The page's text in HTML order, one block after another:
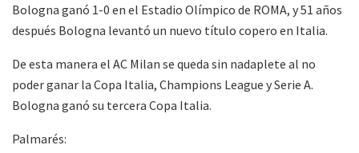
Bologna ganó 1-0 en el Estadio Olímpico de ROMA, y 51 años
después Bologna levantó un nuevo título copero en Italia.
De esta manera el AC Milan se queda sin nadaplete al no
poder ganar la Copa Italia, Champions League y Serie A.
Bologna ganó su tercera Copa Italia.
Palmarés: